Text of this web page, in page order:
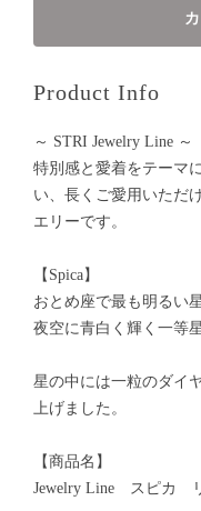
Product Info
～ STRI Jewelry Line ～
特別感と愛着をテーマ
い、長くご愛用いただ
エリーです。
【Spica】
おとめ座で最も明るい
夜空に青白く輝く一等
星の中には一粒のダイ
上げました。
【商品名】
Jewelry Line スピカ リ